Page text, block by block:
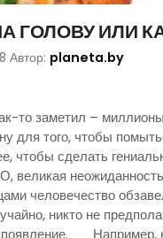
Автор: planeta.by
то заметил –
для того, чтобы
чтобы сделать
человечество
никто не
появление. Например,